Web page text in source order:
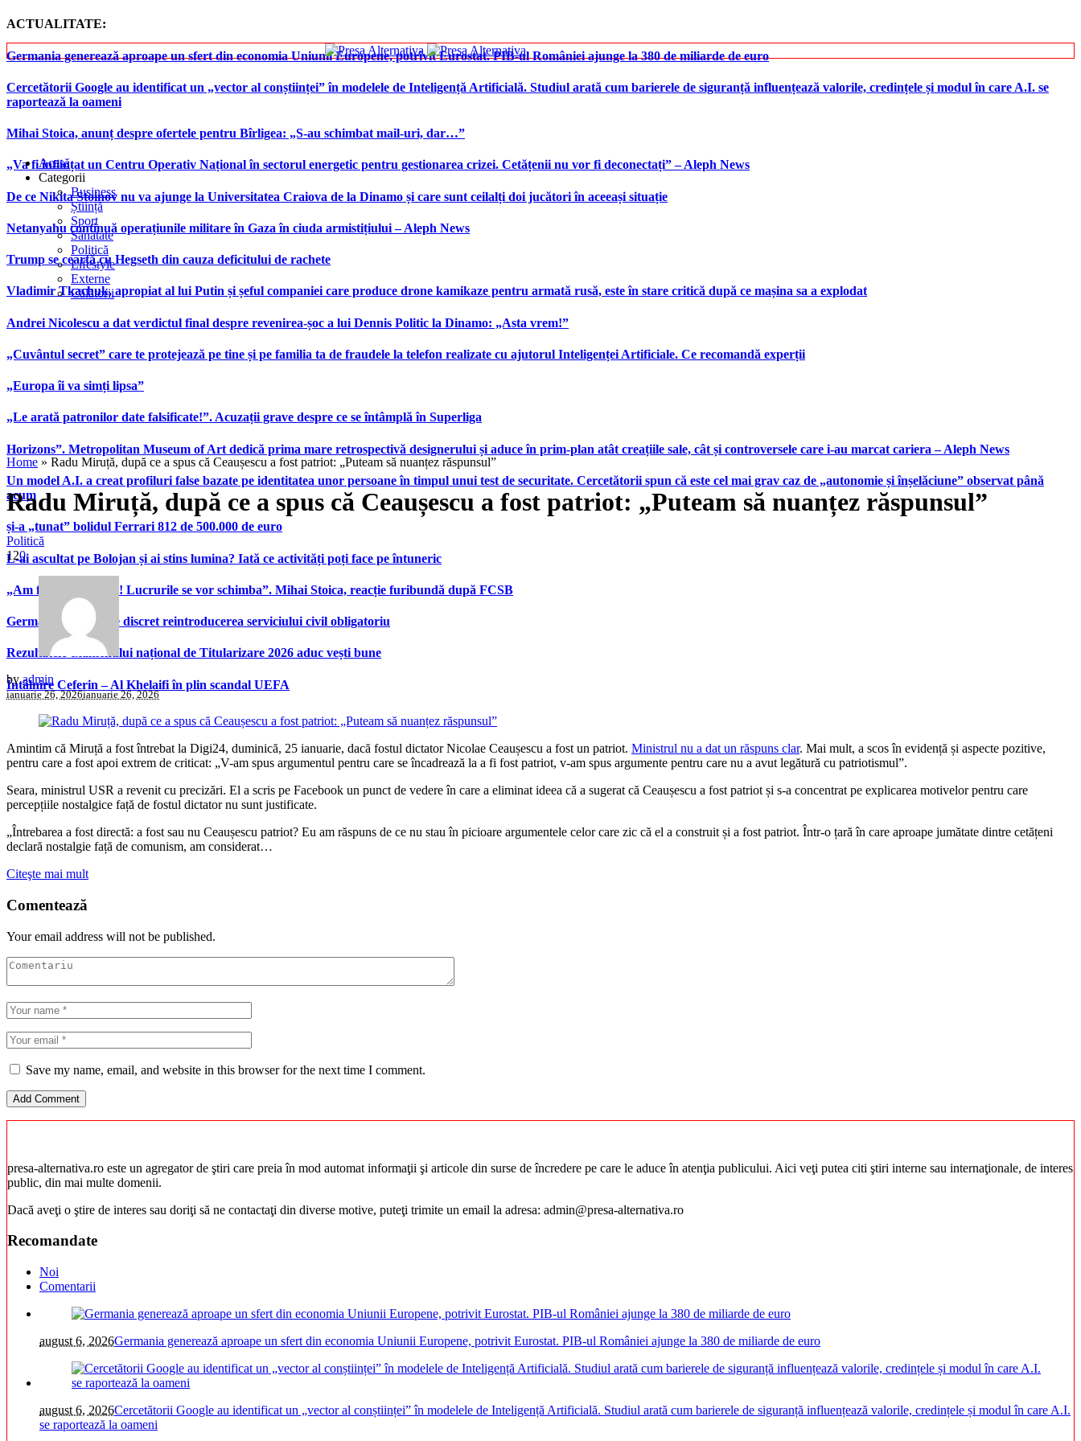
ACTUALITATE:
Germania generează aproape un sfert din economia Uniunii Europene, potrivit Eurostat. PIB-ul României ajunge la 380 de miliarde de euro
Cercetătorii Google au identificat un „vector al conștiinței” în modelele de Inteligență Artificială. Studiul arată cum barierele de siguranță influențează valorile, credințele și modul în care A.I. se
raportează la oameni
Mihai Stoica, anunț despre ofertele pentru Bîrligea: „S-au schimbat mail-uri, dar…”
„Va fi înființat un Centru Operativ Național în sectorul energetic pentru gestionarea crizei. Cetățenii nu vor fi deconectați” – Aleph News
De ce Nikita Stoinov nu va ajunge la Universitatea Craiova de la Dinamo și care sunt ceilalți doi jucători în aceeași situație
Netanyahu continuă operațiunile militare în Gaza în ciuda armistițiului – Aleph News
Trump se ceartă cu Hegseth din cauza deficitului de rachete
Vladimir Tkachuk, apropiat al lui Putin și șeful companiei care produce drone kamikaze pentru armată rusă, este în stare critică după ce mașina sa a explodat
Andrei Nicolescu a dat verdictul final despre revenirea-șoc a lui Dennis Politic la Dinamo: „Asta vrem!”
„Cuvântul secret” care te protejează pe tine și pe familia ta de fraudele la telefon realizate cu ajutorul Inteligenței Artificiale. Ce recomandă experții
„Europa îi va simți lipsa”
„Le arată patronilor date falsificate!”. Acuzații grave despre ce se întâmplă în Superliga
Horizons”. Metropolitan Museum of Art dedică prima mare retrospectivă designerului și aduce în prim-plan atât creațiile sale, cât și controversele care i-au marcat cariera – Aleph News
Un model A.I. a creat profiluri false bazate pe identitatea unor persoane în timpul unui test de securitate. Cercetătorii spun că este cel mai grav caz de „autonomie și înșelăciune” observat până
acum
și-a „tunat” bolidul Ferrari 812 de 500.000 de euro
L-ai ascultat pe Bolojan și ai stins lumina? Iată ce activități poți face pe întuneric
„Am fost foarte slabi! Lucrurile se vor schimba”. Mihai Stoica, reacție furibundă după FCSB
Germania pregătește discret reintroducerea serviciului civil obligatoriu
Rezultatele examenului național de Titularizare 2026 aduc vești bune
Întâlnire Ceferin – Al Khelaifi în plin scandal UEFA
Acasă
Categorii
Business
Știință
Sport
Sănătate
Politică
Lifestyle
Externe
Călătorii
Home » Radu Miruță, după ce a spus că Ceaușescu a fost patriot: „Puteam să nuanțez răspunsul”
Radu Miruță, după ce a spus că Ceaușescu a fost patriot: „Puteam să nuanțez răspunsul”
Politică
120
byadmin
ianuarie 26, 2026ianuarie 26, 2026
Amintim că Miruță a fost întrebat la Digi24, duminică, 25 ianuarie, dacă fostul dictator Nicolae Ceaușescu a fost un patriot. Ministrul nu a dat un răspuns clar. Mai mult, a scos în evidență și aspecte pozitive,
pentru care a fost apoi extrem de criticat: „V-am spus argumentul pentru care se încadrează la a fi fost patriot, v-am spus argumente pentru care nu a avut legătură cu patriotismul”.
Seara, ministrul USR a revenit cu precizări. El a scris pe Facebook un punct de vedere în care a eliminat ideea că a sugerat că Ceaușescu a fost patriot și s-a concentrat pe explicarea motivelor pentru care
percepțiile nostalgice față de fostul dictator nu sunt justificate.
„Întrebarea a fost directă: a fost sau nu Ceaușescu patriot? Eu am răspuns de ce nu stau în picioare argumentele celor care zic că el a construit și a fost patriot. Într-o țară în care aproape jumătate dintre cetățeni
declară nostalgie față de comunism, am considerat…
Citeşte mai mult
Comentează
Your email address will not be published.
Save my name, email, and website in this browser for the next time I comment.
presa-alternativa.ro este un agregator de ştiri care preia în mod automat informaţii şi articole din surse de încredere pe care le aduce în atenţia publicului. Aici veţi putea citi ştiri interne sau internaţionale, de interes
public, din mai multe domenii.
Dacă aveţi o ştire de interes sau doriţi să ne contactaţi din diverse motive, puteţi trimite un email la adresa: admin@presa-alternativa.ro
Recomandate
Noi
Comentarii
august 6, 2026Germania generează aproape un sfert din economia Uniunii Europene, potrivit Eurostat. PIB-ul României ajunge la 380 de miliarde de euro
august 6, 2026Cercetătorii Google au identificat un „vector al conștiinței” în modelele de Inteligență Artificială. Studiul arată cum barierele de siguranță influențează valorile, credințele și modul în care A.I.
se raportează la oameni